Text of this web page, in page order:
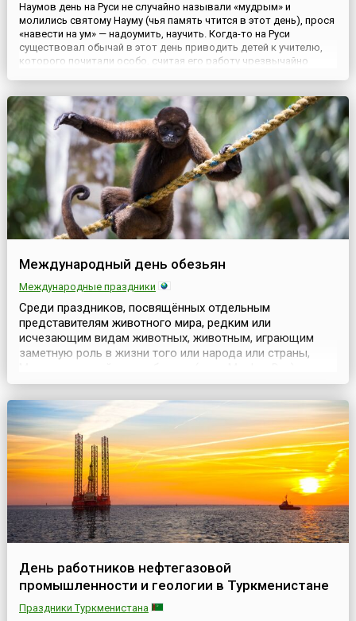
Наумов день на Руси не случайно называли «мудрым» и
молились святому Науму (чья память чтится в этот день), прося
«навести на ум» — надоумить, научить. Когда-то на Руси
существовал обычай в этот день приводить детей к учителю,
которого почитали особо, считая его работу чрезвычайно
Международный день обезьян
Международные праздники
Среди праздников, посвящённых отдельным
представителям животного мира, редким или
исчезающим видам животных, животным, играющим
заметную роль в жизни того или народа или страны,
особняком. А связано это не только с особенностями
животного, которому он посвящён, но и с тем, каким
образом он появился. Обезьяны (лат. Haplorhini) —
подотряд млеко...
День работников нефтегазовой
промышленности и геологии в Туркменистане
Праздники Туркменистана